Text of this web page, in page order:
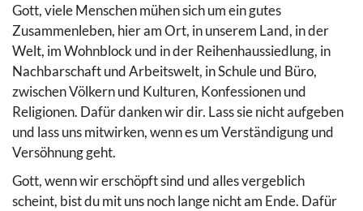
Gott, viele Menschen mühen sich um ein gutes
Zusammenleben, hier am Ort, in unserem Land, in der
Welt, im Wohnblock und in der Reihenhaussiedlung, in
Nachbarschaft und Arbeitswelt, in Schule und Büro,
zwischen Völkern und Kulturen, Konfessionen und
Religionen. Dafür danken wir dir. Lass sie nicht aufgeben
und lass uns mitwirken, wenn es um Verständigung und
Versöhnung geht.
Gott, wenn wir erschöpft sind und alles vergeblich
scheint, bist du mit uns noch lange nicht am Ende. Dafür